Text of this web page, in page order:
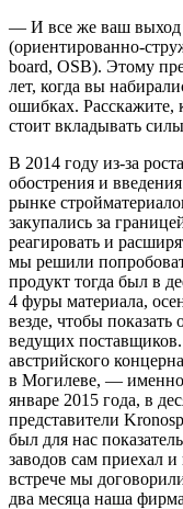
— И все же ваш выход
(ориентированно-
board, OSB). Этому
лет, когда вы
ошибках. Расскажите,
стоит вкладывать
В 2014 году из-за
обострения и
рынке
закупались за
реагировать и
мы решили
продукт тогда был в
4 фуры материала,
везде, чтобы
ведущих
австрийского
в Могилеве, — именно
январе 2015 года, в
представители
был для нас
заводов сам приехал
встрече мы
два месяца наша